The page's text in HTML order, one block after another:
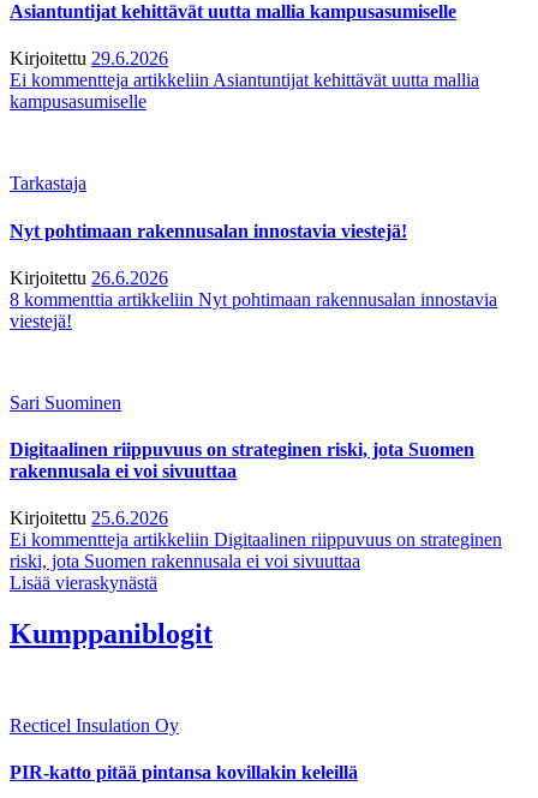
Asiantuntijat kehittävät uutta mallia kampusasumiselle
Kirjoitettu 29.6.2026
Ei kommentteja artikkeliin Asiantuntijat kehittävät uutta mallia
kampusasumiselle
Tarkastaja
Nyt pohtimaan rakennusalan innostavia viestejä!
Kirjoitettu 26.6.2026
8 kommenttia artikkeliin Nyt pohtimaan rakennusalan innostavia
viestejä!
Sari Suominen
Digitaalinen riippuvuus on strateginen riski, jota Suomen
rakennusala ei voi sivuuttaa
Kirjoitettu 25.6.2026
Ei kommentteja artikkeliin Digitaalinen riippuvuus on strateginen
riski, jota Suomen rakennusala ei voi sivuuttaa
Lisää vieraskynästä
Kumppaniblogit
Recticel Insulation Oy
PIR-katto pitää pintansa kovillakin keleillä